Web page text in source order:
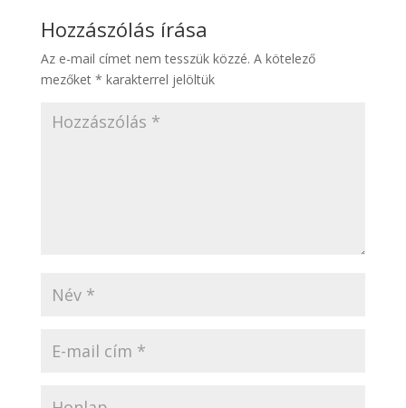
Hozzászólás írása
Az e-mail címet nem tesszük közzé. A kötelező
mezőket * karakterrel jelöltük